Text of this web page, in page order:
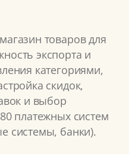
товаров для
экспорта и
категориями,
скидок,
и выбор
платежных систем
системы, банки).